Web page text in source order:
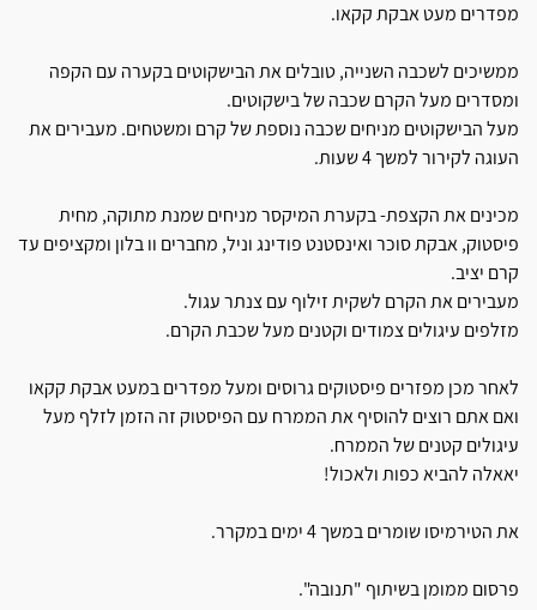
מפדרים מעט אבקת קקאו.
ממשיכים לשכבה השנייה, טובלים את הבישקוטים בקערה עם הקפה
ומסדרים מעל הקרם שכבה של בישקוטים.
מעל הבישקוטים מניחים שכבה נוספת של קרם ומשטחים. מעבירים את
העוגה לקירור למשך 4 שעות.
מכינים את הקצפת- בקערת המיקסר מניחים שמנת מתוקה, מחית
פיסטוק, אבקת סוכר ואינסטנט פודינג וניל, מחברים וו בלון ומקציפים עד
קרם יציב.
מעבירים את הקרם לשקית זילוף עם צנתר עגול.
מזלפים עיגולים צמודים וקטנים מעל שכבת הקרם.
לאחר מכן מפזרים פיסטוקים גרוסים ומעל מפדרים במעט אבקת קקאו
ואם אתם רוצים להוסיף את הממרח עם הפיסטוק זה הזמן לזלף מעל
עיגולים קטנים של הממרח.
יאאלה להביא כפות ולאכול!
את הטירמיסו שומרים במשך 4 ימים במקרר.
פרסום ממומן בשיתוף "תנובה".